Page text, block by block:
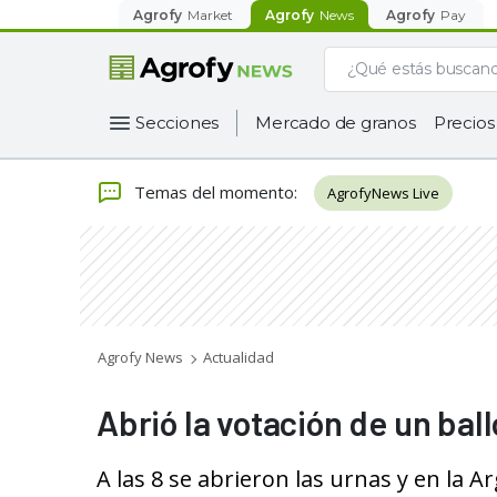
Agrofy Market Agrofy News Agrofy Pay
Secciones Mercado de granos
Temas del momento: AgrofyNews Live
Agrofy News Actualidad
Abrió la votación de un
A las 8 se abrieron las urnas y en la